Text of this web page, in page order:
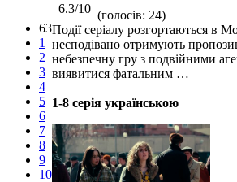
63
1
2
3
4
5
6
7
8
9
10
6.3/10 (голосів: 24)
Події серіалу розгортаються в
несподівано отримують
небезпечну гру з подвійними
виявитися фатальним …
1-8 серія українською